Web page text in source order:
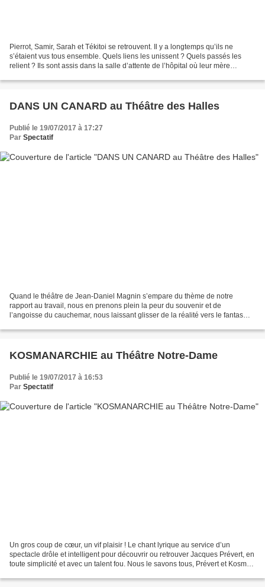
Pierrot, Samir, Sarah et Tékitoi se retrouvent. Il y a longtemps qu’ils ne
s’étaient vus tous ensemble. Quels liens les unissent ? Quels passés les
relient ? Ils sont assis dans la salle d’attente de l’hôpital où leur mère
DANS UN CANARD au Théâtre des Halles
Publié le 19/07/2017 à 17:27
Par Spectatif
Quand le théâtre de Jean-Daniel Magnin s’empare du thème de notre
rapport au travail, nous en prenons plein la peur du souvenir et de
l’angoisse du cauchemar, nous laissant glisser de la réalité vers le fantasme.
KOSMANARCHIE au Théâtre Notre-Dame
Publié le 19/07/2017 à 16:53
Par Spectatif
Un gros coup de cœur, un vif plaisir ! Le chant lyrique au service d’un
spectacle drôle et intelligent pour découvrir ou retrouver Jacques Prévert, en
toute simplicité et avec un talent fou. Nous le savons tous, Prévert et Kosma,